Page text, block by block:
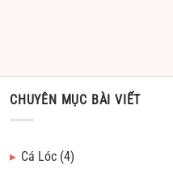
CHUYÊN MỤC BÀI VIẾT
Cá Lóc (4)